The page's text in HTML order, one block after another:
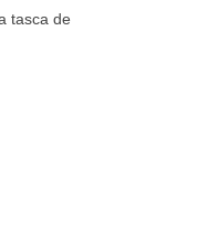
tasca de